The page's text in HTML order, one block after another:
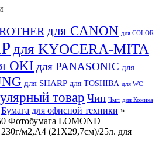
для CANON для COLOR
для KYOCERA-MITA
OKI для PANASONIC для
для SHARP для TOSHIBA для WC
товар Чип Чмп для Коника
Бумага для офисной техники »
Фотобумага LOMOND
м2,A4 (21X29,7см)/25л. для